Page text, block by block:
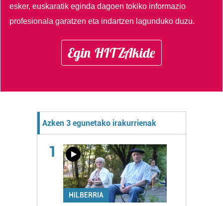
esker, euskaratik eginda dagoen tokiko informazio
profesionala garatzen eta indartzen lagunduko duzu.
Egin HITZAkide
Azken 3 egunetako irakurrienak
1
HILBERRIA